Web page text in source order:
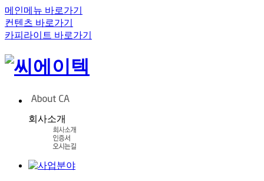
메인메뉴 바로가기
컨텐츠 바로가기
카피라이트 바로가기
회사소개